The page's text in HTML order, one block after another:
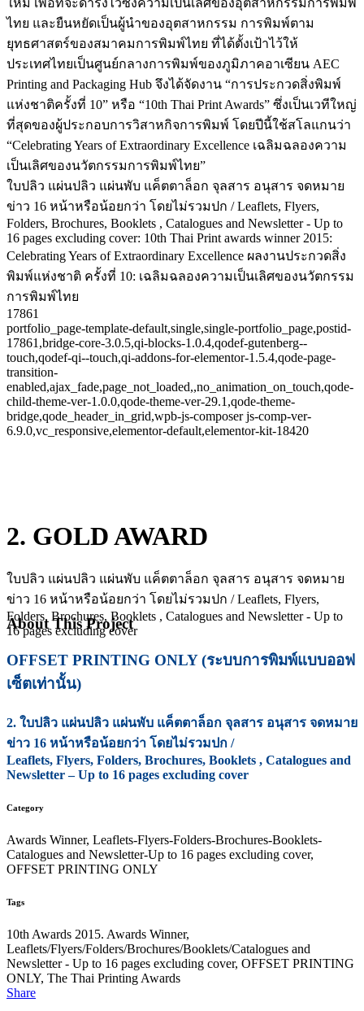
ใหม่ เพื่อที่จะดำรงไว้ซึ่งความเป็นเลิศของอุตสาหกรรมการพิมพ์
ไทย และยืนหยัดเป็นผู้นำของอุตสาหกรรม การพิมพ์ตาม
ยุทธศาสตร์ของสมาคมการพิมพ์ไทย ที่ได้ตั้งเป้าไว้ให้
ประเทศไทยเป็นศูนย์กลางการพิมพ์ของภูมิภาคอาเซียน AEC
Printing and Packaging Hub จึงได้จัดงาน “การประกวดสิ่งพิมพ์
แห่งชาติครั้งที่ 10” หรือ “10th Thai Print Awards” ซึ่งเป็นเวทีใหญ่
ที่สุดของผู้ประกอบการวิสาหกิจการพิมพ์ โดยปีนี้ใช้สโลแกนว่า
“Celebrating Years of Extraordinary Excellence เฉลิมฉลองความ
เป็นเลิศของนวัตกรรมการพิมพ์ไทย”
ใบปลิว แผ่นปลิว แผ่นพับ แค็ตตาล็อก จุลสาร อนุสาร จดหมาย
ข่าว 16 หน้าหรือน้อยกว่า โดยไม่รวมปก / Leaflets, Flyers,
Folders, Brochures, Booklets , Catalogues and Newsletter - Up to
16 pages excluding cover: 10th Thai Print awards winner 2015:
Celebrating Years of Extraordinary Excellence ผลงานประกวดสิ่ง
พิมพ์แห่งชาติ ครั้งที่ 10: เฉลิมฉลองความเป็นเลิศของนวัตกรรม
การพิมพ์ไทย
17861
portfolio_page-template-default,single,single-portfolio_page,postid-
17861,bridge-core-3.0.5,qi-blocks-1.0.4,qodef-gutenberg--
touch,qodef-qi--touch,qi-addons-for-elementor-1.5.4,qode-page-
transition-
enabled,ajax_fade,page_not_loaded,,no_animation_on_touch,qode-
child-theme-ver-1.0.0,qode-theme-ver-29.1,qode-theme-
bridge,qode_header_in_grid,wpb-js-composer js-comp-ver-
6.9.0,vc_responsive,elementor-default,elementor-kit-18420
2. GOLD AWARD
ใบปลิว แผ่นปลิว แผ่นพับ แค็ตตาล็อก จุลสาร อนุสาร จดหมาย
ข่าว 16 หน้าหรือน้อยกว่า โดยไม่รวมปก / Leaflets, Flyers,
Folders, Brochures, Booklets , Catalogues and Newsletter - Up to
16 pages excluding cover
About This Project
OFFSET PRINTING ONLY (ระบบการพิมพ์แบบออฟ
เซ็ตเท่านั้น)
2. ใบปลิว แผ่นปลิว แผ่นพับ แค็ตตาล็อก จุลสาร อนุสาร จดหมาย
ข่าว 16 หน้าหรือน้อยกว่า โดยไม่รวมปก /
Leaflets, Flyers, Folders, Brochures, Booklets , Catalogues and
Newsletter – Up to 16 pages excluding cover
Category
Awards Winner, Leaflets-Flyers-Folders-Brochures-Booklets-
Catalogues and Newsletter-Up to 16 pages excluding cover,
OFFSET PRINTING ONLY
Tags
10th Awards 2015. Awards Winner,
Leaflets/Flyers/Folders/Brochures/Booklets/Catalogues and
Newsletter - Up to 16 pages excluding cover, OFFSET PRINTING
ONLY, The Thai Printing Awards
Share